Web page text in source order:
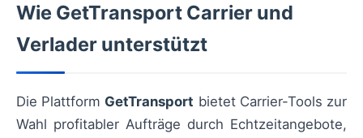
Wie GetTransport Carrier und
Verlader unterstützt
Die Plattform GetTransport bietet Carrier-Tools zur
Wahl profitabler Aufträge durch Echtzeitangebote,